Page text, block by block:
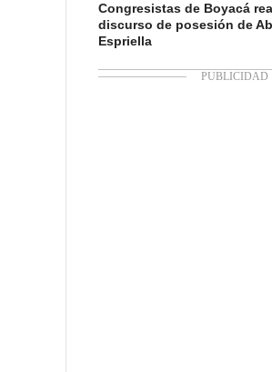
Congresistas de Boyacá
discurso de posesión de
Espriella